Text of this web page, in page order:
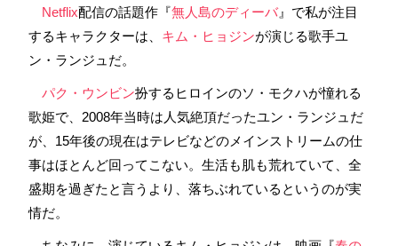
Netflix配信の話題作『無人島のディーバ』で私が注目
するキャラクターは、 キム・ヒョジンが演じる歌手ユ
ン・ランジュだ。
パク・ウンビン扮するヒロインのソ・モクハが憧れる
歌姫で、2008年当時は人気絶頂だったユン・ランジュだ
が、15年後の現在はテレビなどのメインストリームの仕
事はほとんど回ってこない。生活も肌も荒れていて、全
盛期を過ぎたと言うより、落ちぶれているというのが実
情だ。